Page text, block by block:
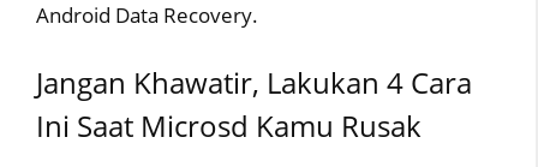
Android Data Recovery.
Jangan Khawatir, Lakukan 4 Cara
Ini Saat Microsd Kamu Rusak